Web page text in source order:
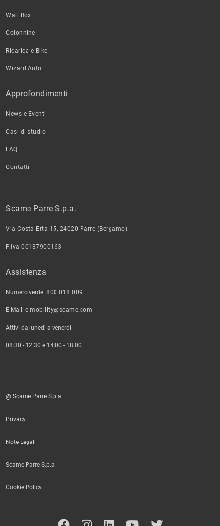
Scame Parre S.p.a.
Via Costa Erta 15, 24020 Parre (Bergamo)
P.Iva 00137900163
Assistenza
Numero verde: 800 018 009
E-Mail: e-mobility@scame.com
Attivi da lunedì a venerdì
08:30 - 12:30 e 14:00 - 18:00
Wall Box
Colonnine
Ricarica e-Bike
Wizard Auto
Approfondimenti
News e Eventi
Casi di studio
FAQ
Contatti
@ Scame Parre S.p.a.
Privacy
Note Legali
Scame Parre S.p.a.
Cookie Policy